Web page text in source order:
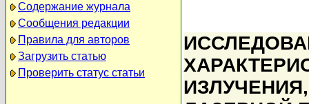
Содержание журнала
Сообщения редакции
Правила для авторов
Загрузить статью
Проверить статус статьи